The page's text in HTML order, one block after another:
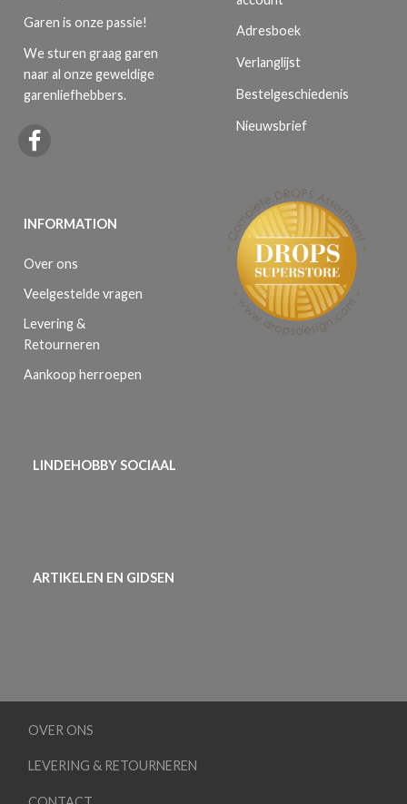
Garen is onze passie!
We sturen graag garen
naar al onze geweldige
garenliefhebbers.
INFORMATION
Over ons
Veelgestelde vragen
Levering &
Retourneren
Aankoop herroepen
Adresboek
Verlanglijst
Bestelgeschiedenis
Nieuwsbrief
LINDEHOBBY SOCIAAL
ARTIKELEN EN GIDSEN
OVER ONS
LEVERING & RETOURNEREN